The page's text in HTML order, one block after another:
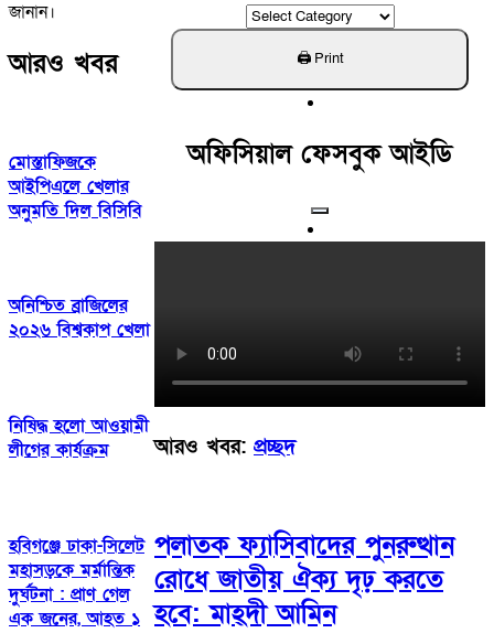
জানান।
আরও খবর
মোস্তাফিজকে
আইপিএলে খেলার
অনুমতি দিল বিসিবি
অনিশ্চিত ব্রাজিলের
২০২৬ বিশ্বকাপ খেলা
নিষিদ্ধ হলো আওয়ামী
লীগের কার্যক্রম
হবিগঞ্জে ঢাকা-সিলেট
মহাসড়কে মর্মান্তিক
দুর্ঘটনা : প্রাণ গেল
এক জনের, আহত ১
ক্যাটাগরি
খুঁজুন
অফিসিয়াল ফেসবুক আইডি
আরও খবর: প্রচ্ছদ
পলাতক ফ্যাসিবাদের পুনরুত্থান
রোধে জাতীয় ঐক্য দৃঢ় করতে
হবে: মাহ্দী আমিন